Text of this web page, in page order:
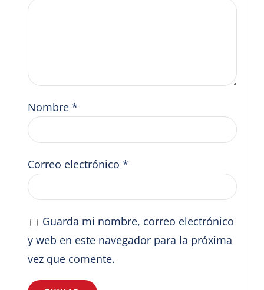
Nombre *
Correo electrónico *
Guarda mi nombre, correo electrónico
y web en este navegador para la próxima
vez que comente.